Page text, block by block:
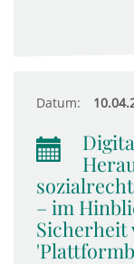
Datum:
– im
Sicherheit